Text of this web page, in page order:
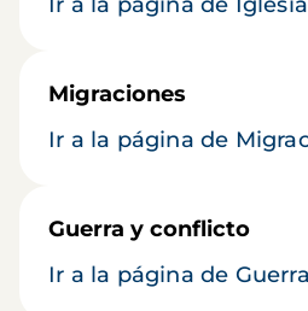
Migraciones
Ir a la página de
Guerra y conflicto
Ir a la página de